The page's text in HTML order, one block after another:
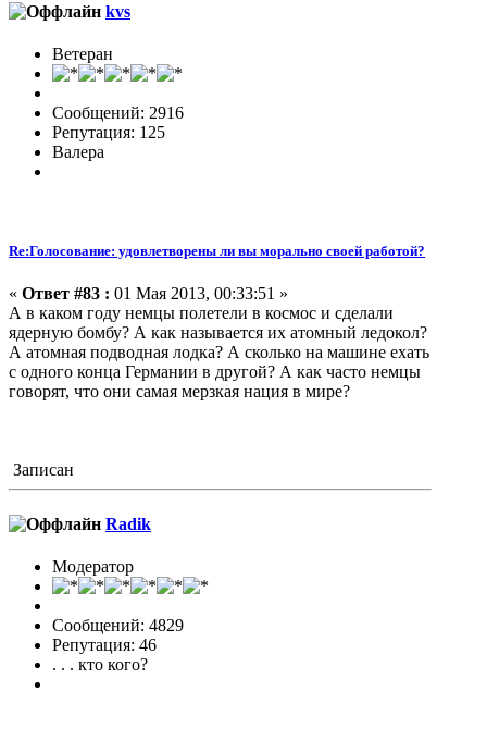
kvs
Ветеран
Сообщений: 2916
Репутация: 125
Валера
Re:Голосование: удовлетворены ли вы морально своей работой?
« Ответ #83 : 01 Мая 2013, 00:33:51 »
А в каком году немцы полетели в космос и сделали
ядерную бомбу? А как называется их атомный ледокол?
А атомная подводная лодка? А сколько на машине ехать
с одного конца Германии в другой? А как часто немцы
говорят, что они самая мерзкая нация в мире?
Записан
Radik
Модератор
Сообщений: 4829
Репутация: 46
. . . кто кого?